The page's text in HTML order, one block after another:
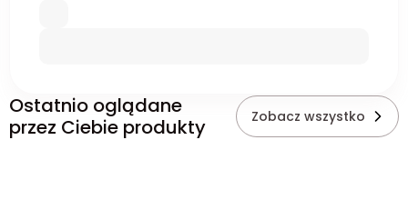
Ostatnio oglądane
przez Ciebie produkty
Zobacz wszystko